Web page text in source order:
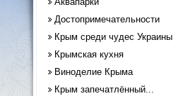
Достопримечательности
Крым среди чудес Украины
Крымская кухня
Виноделие Крыма
Крым запечатлённый...